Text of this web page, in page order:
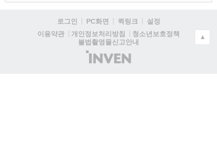
로그인 PC화면 퀵링크
설정
이용약관
개인정보처리방침
청소년보호정책
불법촬영물신고안내
(주)
인
▲